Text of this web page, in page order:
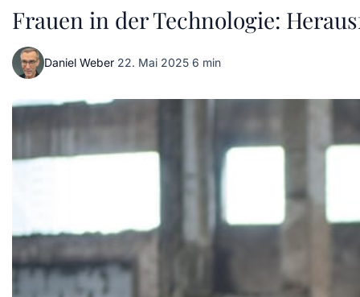
Frauen in der Technologie:
Daniel Weber·22. Mai 2025·6 min